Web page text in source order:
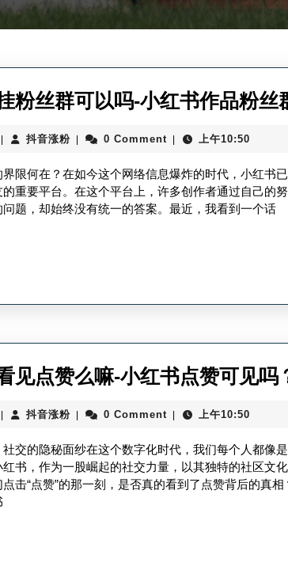
粉丝群可以吗-小红书作品粉丝
2026 抖音涨粉抖
涨
粉
0 Comment 上午10:50
限何在？在如今这个网络信息爆炸的时代，小红书
重要平台。在这个平台上，许多创作者通过自己的
题，却始终没有统一的答案。最近，我看到一个话
见点赞么嘛-小红书点赞可见吗
2026 抖音涨粉抖
涨
粉
0 Comment 上午10:50
交的隐秘面纱在这个数字化时代，我们每个人都像
书，作为一股崛起的社交力量，以其独特的社区文
击“点赞”的那一刻，是否真的看到了点赞背后的真